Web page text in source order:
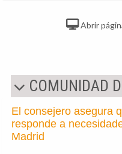
Abrir
COMUNIDAD
El consejero asegura
responde a
Madrid